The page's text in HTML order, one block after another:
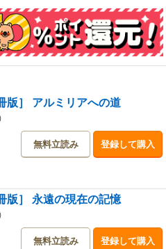
路は順調に見えたが……？
ています。重複購入にご注意くださ
版］ アルミリアへの道
無料立読み 登録して購入
版］ 永遠の現在の記憶
無料立読み 登録して購入